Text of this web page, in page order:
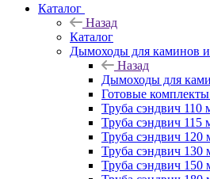
Каталог
Назад
Каталог
Дымоходы для каминов
Назад
Дымоходы для
Готовые
Труба сэндвич 110
Труба сэндвич 115
Труба сэндвич 120
Труба сэндвич 130
Труба сэндвич 150